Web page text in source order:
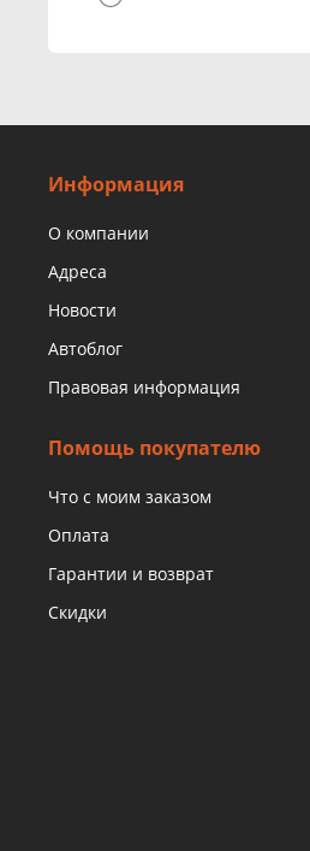
Информация
О компании
Адреса
Новости
Автоблог
Правовая информация
Помощь покупателю
Что с моим заказом
Оплата
Гарантии и возврат
Скидки